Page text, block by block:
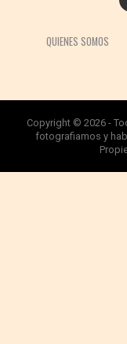
QUIENES SOMOS
Copyright © 2026 -
fotografiamos y